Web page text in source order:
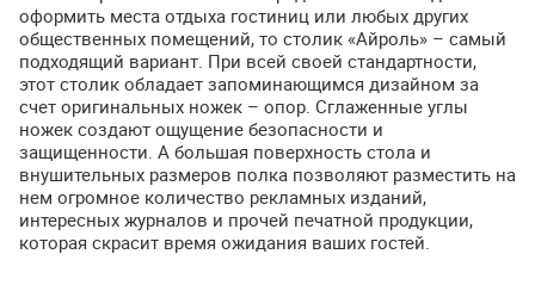
оформить места отдыха гостиниц или любых других
общественных помещений, то столик «Айроль» – самый
подходящий вариант. При всей своей стандартности,
этот столик обладает запоминающимся дизайном за
счет оригинальных ножек – опор. Сглаженные углы
ножек создают ощущение безопасности и
защищенности. А большая поверхность стола и
внушительных размеров полка позволяют разместить на
нем огромное количество рекламных изданий,
интересных журналов и прочей печатной продукции,
которая скрасит время ожидания ваших гостей.